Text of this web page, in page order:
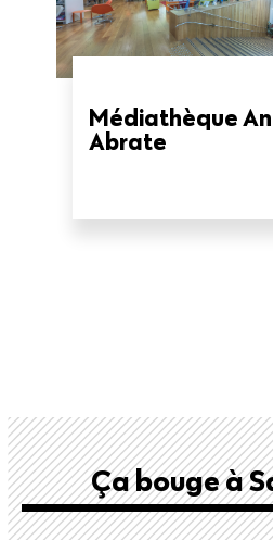
Médiathèque
Abrate
Ça bouge à